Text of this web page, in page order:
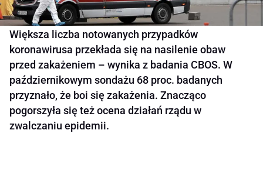
Większa liczba notowanych przypadków
koronawirusa przekłada się na nasilenie obaw
przed zakażeniem – wynika z badania CBOS. W
październikowym sondażu 68 proc. badanych
przyznało, że boi się zakażenia. Znacząco
pogorszyła się też ocena działań rządu w
zwalczaniu epidemii.